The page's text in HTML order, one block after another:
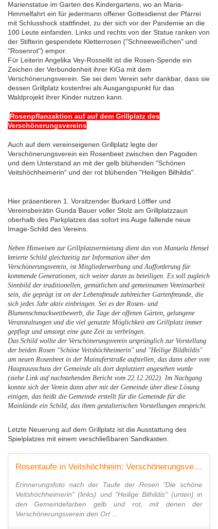
Marienstatue im Garten des Kindergartens, wo an Maria-
Himmelfahrt ein für jedermann offener Gottesdienst der Pfarrei
mit Schlusshock stattfindet, zu der sich vor der Pandemie an die
100 Leute einfanden. Links und rechts von der Statue ranken von
der Stifterin gespendete Kletterrosen ("Schneeweißchen" und
"Rosenrot") empor.
Für Leiterin Angelika Vey-Rossellit ist die Rosen-Spende ein
Zeichen der Verbundenheit ihrer KiGa mit dem
Verschönerungsverein. Sie sei dem Verein sehr dankbar, dass sie
dessen Grillplatz kostenfrei als Ausgangspunkt für das
Waldprojekt ihrer Kinder nutzen kann.
Rosenpflanzaktion auf auf dem Grillplatz des
Verschönerungsvereins
Auch auf dem vereinseigenen Grillplatz legte der
Verschönerungsverein ein Rosenbeet zwischen den Pagoden
und dem Unterstand an mit der gelb blühenden "Schönen
Veitshöchheimerin" und der rot blühenden "Heiligen Bilhildis".
Hier präsentieren 1. Vorsitzender Burkard Löffler und
Vereinsbeirätin Gunda Bauer voller Stolz am Grillplatzzaun
oberhalb des Parkplatzes das sofort ins Auge fallende neue
Image-Schild des Vereins.
Neben Hinweisen zur Grillplatzvermietung dient das von Manuela Hensel
kreierte Schild gleichzeitig zur Information über den
Verschönerungsverein, ist Mitgliederwerbung und Aufforderung für
kommende Generationen, sich weiter daran zu beteiligen. Es soll zugleich
Sinnbild der traditionellen, gemütlichen und gemeinsamen Vereinsarbeit
sein, die geprägt ist on der Lebensfreude zahlreicher Gartenfreunde, die
sich jedes Jahr aktiv einbringen. Sei es der Rosen- und
Blumenschmuckwettbewerb, die Tage der offenen Gärten, gelungene
Veranstaltungen und die viel genutzte Möglichkeit am Grillplatz immer
gepflegt und umsorgt eine gute Zeit zu verbringen.
Das Schild wollte der Verschönerungsverein ursprünglich zur Vorstellung
der beiden Rosen "Schöne Veitshöchheimerin" und "Heilige Bildhildis"
am neuen Rosenbeet in der Mainuferstraße aufstellen, das dann aber vom
Hauptausschuss der Gemeinde als dort deplatziert angesehen wurde
(siehe Link auf nachstehenden Bericht vom 22.12.2022). Im Nachgang
konnte sich der Verein dann aber mit der Gemeinde über diese Lösung
einigen, das heißt die Gemeinde erstellt für die Gemeinde für die
Mainlände ein Schild, das ihren gestalterischen Vorstellungen entspricht.
Letzte Neuerung auf dem Grillplatz ist die Ausstattung des
Spielplatzes mit einem verschließbaren Sandkasten.
Rosentaufe in Veitshöchheim: Verschönerungsverein beschenkt zum 125jährigen Jubiläum den Ort mit den Rosen "Die schöne Veitshöchheimerin" und die "Heilige Bilhildis" - Veitshöchheim News
Erinnerungsfoto nach der Taufe der Rosen "Die schöne
Veitshöchheimerin" (links) und "Heilige Bilhildis" (unten) in
den Gemeindefarben gelb und rot, mit denen der
Verschönerungsverein den Ort ...